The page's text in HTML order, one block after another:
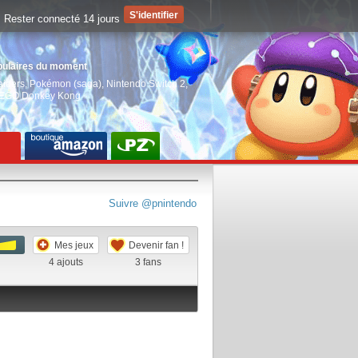
du moment
, Pokémon (saga) Nintendo Switch 2,
Donkey Kong
Suivre @pnintendo
Mes jeux
4 ajouts
Devenir fan !
3 fans
Rester connecté 14 jours